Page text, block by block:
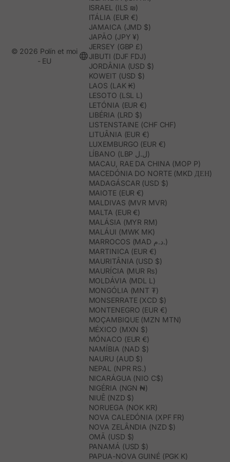
ISRAEL (ILS ₪)
ITÁLIA (EUR €)
JAMAICA (JMD $)
JAPÃO (JPY ¥)
JERSEY (GBP £)
JIBUTI (DJF FDJ)
JORDÂNIA (USD $)
KOWEIT (USD $)
LAOS (LAK ₭)
LESOTO (LSL L)
LETÓNIA (EUR €)
LIBÉRIA (LRD $)
LISTENSTAINE (CHF CHF)
LITUÂNIA (EUR €)
LUXEMBURGO (EUR €)
LÍBANO (LBP ل.ل)
MACAU, RAE DA CHINA (MOP P)
MACEDÓNIA DO NORTE (MKD ДЕН)
MADAGÁSCAR (USD $)
MAIOTE (EUR €)
MALDIVAS (MVR MVR)
MALTA (EUR €)
MALÁSIA (MYR RM)
MALÁUI (MWK MK)
MARROCOS (MAD د.م.)
MARTINICA (EUR €)
MAURITÂNIA (USD $)
MAURÍCIA (MUR ₨)
MOLDÁVIA (MDL L)
MONGÓLIA (MNT ₮)
MONSERRATE (XCD $)
MONTENEGRO (EUR €)
MOÇAMBIQUE (MZN MTN)
MÉXICO (MXN $)
MÓNACO (EUR €)
NAMÍBIA (NAD $)
NAURU (AUD $)
NEPAL (NPR RS.)
NICARÁGUA (NIO C$)
NIGÉRIA (NGN ₦)
NIUÊ (NZD $)
NORUEGA (NOK KR)
NOVA CALEDÓNIA (XPF FR)
NOVA ZELÂNDIA (NZD $)
OMÃ (USD $)
PANAMÁ (USD $)
PAPUA-NOVA GUINÉ (PGK K)
© 2026 Polín et moi
- EU